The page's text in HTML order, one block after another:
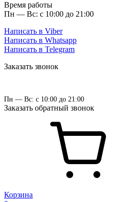
Время работы
Пн — Вс: с 10:00 до 21:00
Написать в Viber
Написать в Whatsapp
Написать в Telegram
Заказать звонок
Пн — Вс: с 10:00 до 21:00
Заказать обратный звонок
Корзина